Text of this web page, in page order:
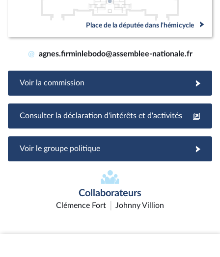
Place de la députée dans l'hémicycle
@ agnes.firminlebodo@assemblee-nationale.fr
Voir la commission
Consulter la déclaration d'intérêts et d'activités
Voir le groupe politique
Collaborateurs
Clémence Fort Johnny Villion